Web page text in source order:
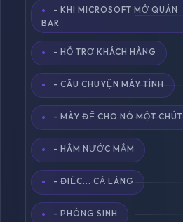
- KHI MICROSOFT MỞ QUÁN
BAR
- HỖ TRỢ KHÁCH HÀNG
- CÂU CHUYỆN MÁY TÍNH
- MÀY ĐỂ CHO NÓ MỘT CHÚT
- HÂM NƯỚC MẮM
- ĐIẾC... CẢ LÀNG
- PHÓNG SINH